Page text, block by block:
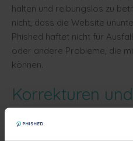
halten und reibungslos zu
nicht, dass die Website
Phished haftet nicht für
oder andere Probleme, die
können.
Korrekturen
Die Website kann